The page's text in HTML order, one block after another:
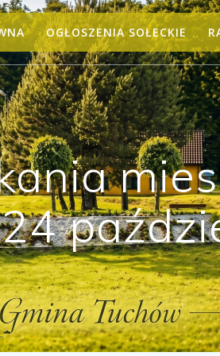
OGŁOSZENIA SOŁECKIE